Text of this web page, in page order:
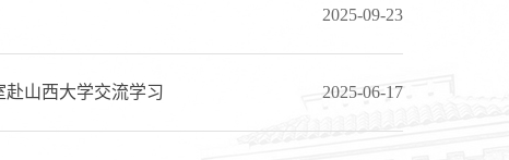
2025-09-23
山西大学交流学习 2025-06-17